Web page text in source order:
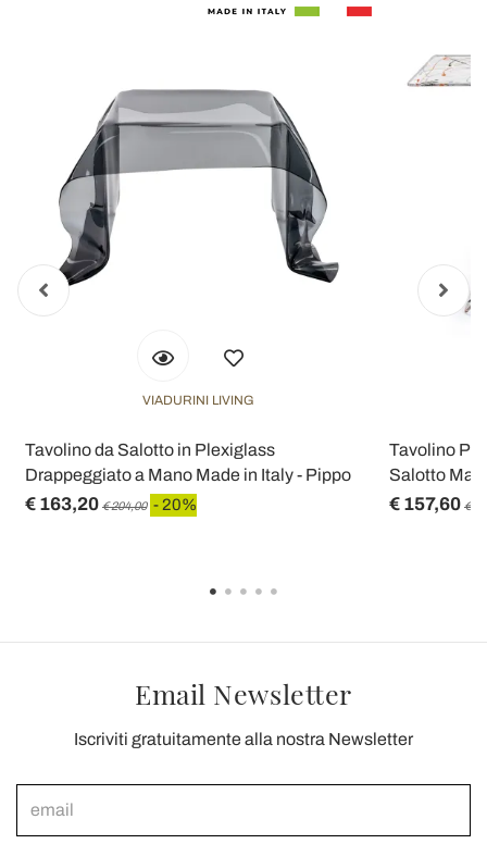
VIADURINI LIVING
Tavolino da Salotto in Plexiglass
Drappeggiato a Mano Made in Italy - Pippo
€ 163,20 € 204,00 - 20%
Tavolino
Salotto
€ 157,60 €
Email Newsletter
Iscriviti gratuitamente alla nostra Newsletter